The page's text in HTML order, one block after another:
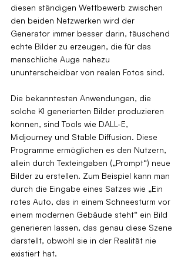
diesen ständigen Wettbewerb zwischen
den beiden Netzwerken wird der
Generator immer besser darin, täuschend
echte Bilder zu erzeugen, die für das
menschliche Auge nahezu
ununterscheidbar von realen Fotos sind.
Die bekanntesten Anwendungen, die
solche KI generierten Bilder produzieren
können, sind Tools wie DALL-E,
Midjourney und Stable Diffusion. Diese
Programme ermöglichen es den Nutzern,
allein durch Texteingaben („Prompt“) neue
Bilder zu erstellen. Zum Beispiel kann man
durch die Eingabe eines Satzes wie „Ein
rotes Auto, das in einem Schneesturm vor
einem modernen Gebäude steht“ ein Bild
generieren lassen, das genau diese Szene
darstellt, obwohl sie in der Realität nie
existiert hat.